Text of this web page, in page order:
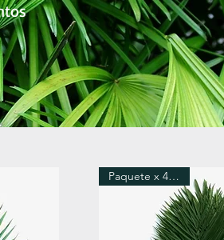
Paquete x 40 Tallos